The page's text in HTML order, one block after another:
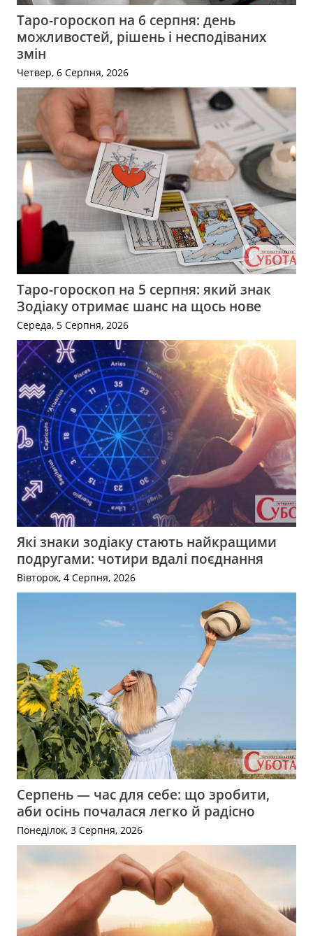
Таро-гороскоп на 6 серпня: день
можливостей, рішень і несподіваних
змін
Четвер, 6 Серпня, 2026
Таро-гороскоп на 5 серпня: який знак
Зодіаку отримає шанс на щось нове
Середа, 5 Серпня, 2026
Які знаки зодіаку стають найкращими
подругами: чотири вдалі поєднання
Вівторок, 4 Серпня, 2026
Серпень — час для себе: що зробити,
аби осінь почалася легко й радісно
Понеділок, 3 Серпня, 2026